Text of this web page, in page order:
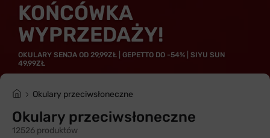
KOŃCÓWKA
WYPRZEDAŻY!
OKULARY SENJA OD 29,99ZŁ | GEPETTO DO -54% | SIYU SUN
49,99ZŁ
Okulary przeciwsłoneczne
Okulary przeciwsłoneczne
12526 produktów